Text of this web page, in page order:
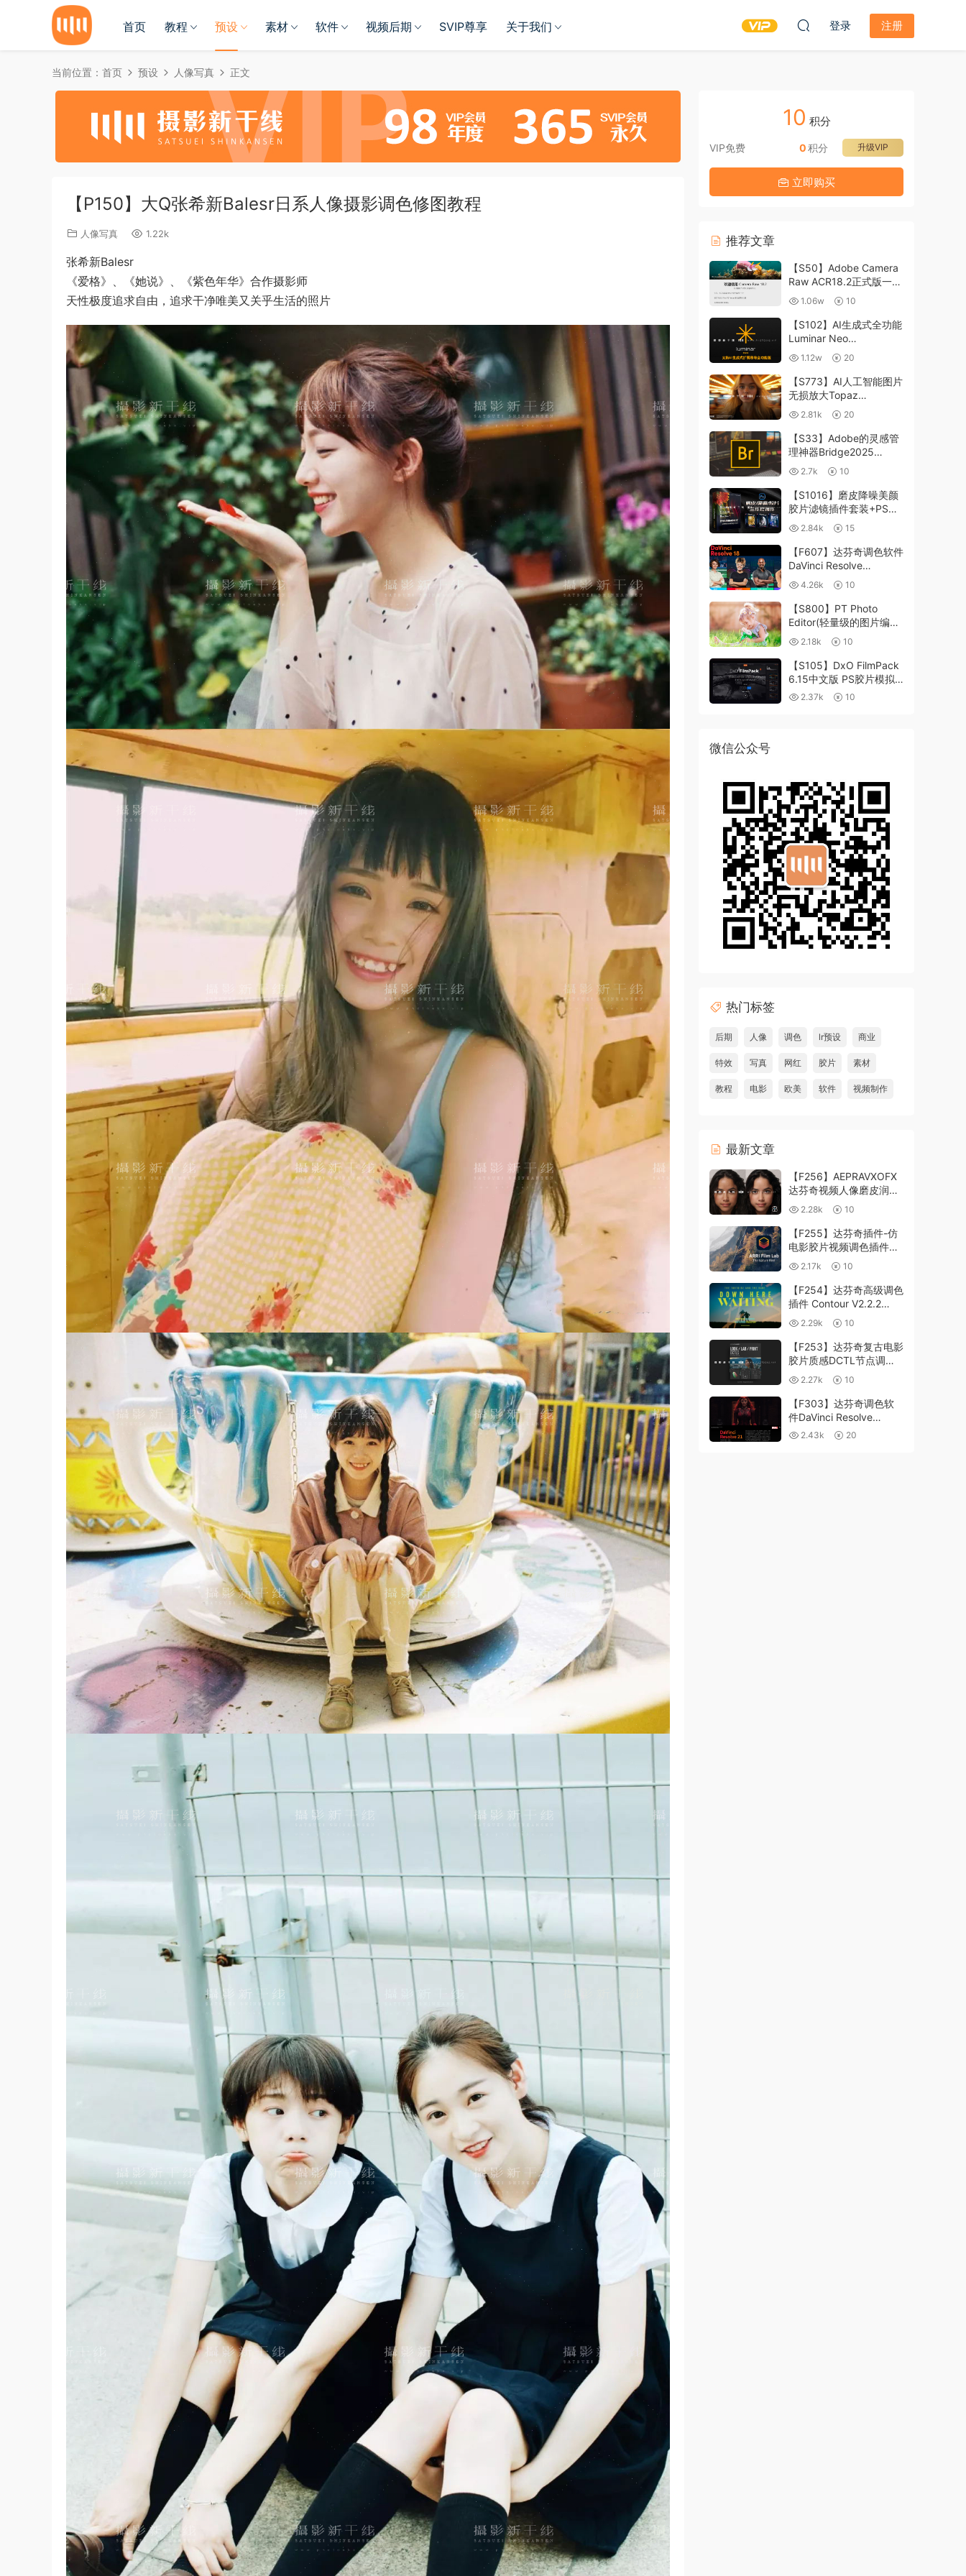
首页 教程 预设 素材 软件 视频后期 SVIP尊享 关于我们 登录 注册
当前位置： 首页 预设 人像写真 正文
【P150】大Q张希新Balesr日系人像摄影调色修图教程
人像写真 1.22k
张希新Balesr
《爱格》、《她说》、《紫色年华》合作摄影师
天性极度追求自由，追求干净唯美又关乎生活的照片
10 积分
VIP免费 升级VIP
0积分
立即购买
推荐文章
【S50】Adobe Camera
Raw ACR18.2正式版一键
升级包 ACR最新升级包
支持WIN和MAC
1.06w 10
【S102】AI生成式全功能
Luminar Neo
1.24.4(x64)超强修图插件
中文版WIN+MAC含400
个预设
1.12w 20
【S773】AI人工智能图片
无损放大Topaz
Gigapixel AI 8.4.0.1b照
片模糊清晰 PS插件+独立
版 WIN/MAC
2.81k 20
【S33】Adobe的灵感管
理神器Bridge2025
15.0.3 WIN系统 右键可
进入ACR
2.7k 10
【S1016】磨皮降噪美颜
胶片滤镜插件套装+PS动
作 Imagenomic
Professional Plugin Suite
v2027 Win汉化中文版
2.84k 15
【F607】达芬奇调色软件
DaVinci Resolve
Studio18.6Win、Mac 中
文/英文
4.26k 10
【S800】PT Photo
Editor(轻量级的图片编辑
工具)5.10.3汉化版 WIN
2.18k 10
【S105】DxO FilmPack
6.15中文版 PS胶片模拟
滤镜支持WIN/MAC
2.37k 10
微信公众号
热门标签
后期 人像 调色 lr预设 商业
特效 写真 网红 胶片 素材
教程 电影 欧美 软件 视频制作
最新文章
【F256】AEPRAVXOFX
达芬奇视频人像磨皮润肤
美颜插件 Beauty Box
V6.0.3 Win
2.28k 10
【F255】达芬奇插件-仿
电影胶片视频调色插件
ARRI Film Lab 1.0.10 Win
2.17k 10
【F254】达芬奇高级调色
插件 Contour V2.2.2
WinMac 含使用教程
2.29k 10
【F253】达芬奇复古电影
胶片质感DCTL节点调色
预设 MonoNodes LOOK
LAB PRINT V4.0
2.27k 10
【F303】达芬奇调色软
件DaVinci Resolve
Studio21.0.3 中文版
2.43k 20